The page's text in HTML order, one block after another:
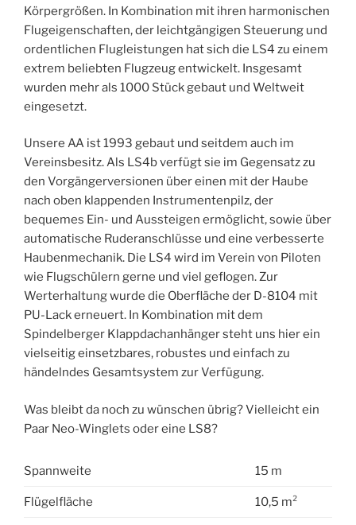
Körpergrößen. In Kombination mit ihren harmonischen
Flugeigenschaften, der leichtgängigen Steuerung und
ordentlichen Flugleistungen hat sich die LS4 zu einem
extrem beliebten Flugzeug entwickelt. Insgesamt
wurden mehr als 1000 Stück gebaut und Weltweit
eingesetzt.
Unsere AA ist 1993 gebaut und seitdem auch im
Vereinsbesitz. Als LS4b verfügt sie im Gegensatz zu
den Vorgängerversionen über einen mit der Haube
nach oben klappenden Instrumentenpilz, der
bequemes Ein- und Aussteigen ermöglicht, sowie über
automatische Ruderanschlüsse und eine verbesserte
Haubenmechanik. Die LS4 wird im Verein von Piloten
wie Flugschülern gerne und viel geflogen. Zur
Werterhaltung wurde die Oberfläche der D-8104 mit
PU-Lack erneuert. In Kombination mit dem
Spindelberger Klappdachanhänger steht uns hier ein
vielseitig einsetzbares, robustes und einfach zu
händelndes Gesamtsystem zur Verfügung.
Was bleibt da noch zu wünschen übrig? Vielleicht ein
Paar Neo-Winglets oder eine LS8?
Spannweite 15 m
Flügelfläche 10,5 m²